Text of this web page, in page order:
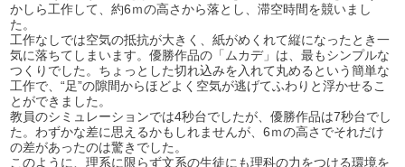
かしら工作して、約6ｍの高さから落とし、滞空時間を競いまし
た。
工作なしでは空気の抵抗が大きく、紙がめくれて縦になったとき一
気に落ちてしまいます。優勝作品の「ムカデ」は、最もシンプルな
つくりでした。ちょっとした切れ込みを入れて丸めるという簡単な
工作で、“足”の隙間からほどよく空気が逃げてふわりと浮かせるこ
とができました。
教員のシミュレーションでは4秒台でしたが、優勝作品は7秒台でし
た。わずかな差に思えるかもしれませんが、6ｍの高さでそれだけ
の差があったのは驚きでした。
このように、理系に限らず文系の生徒にも理科の力をつける環境を